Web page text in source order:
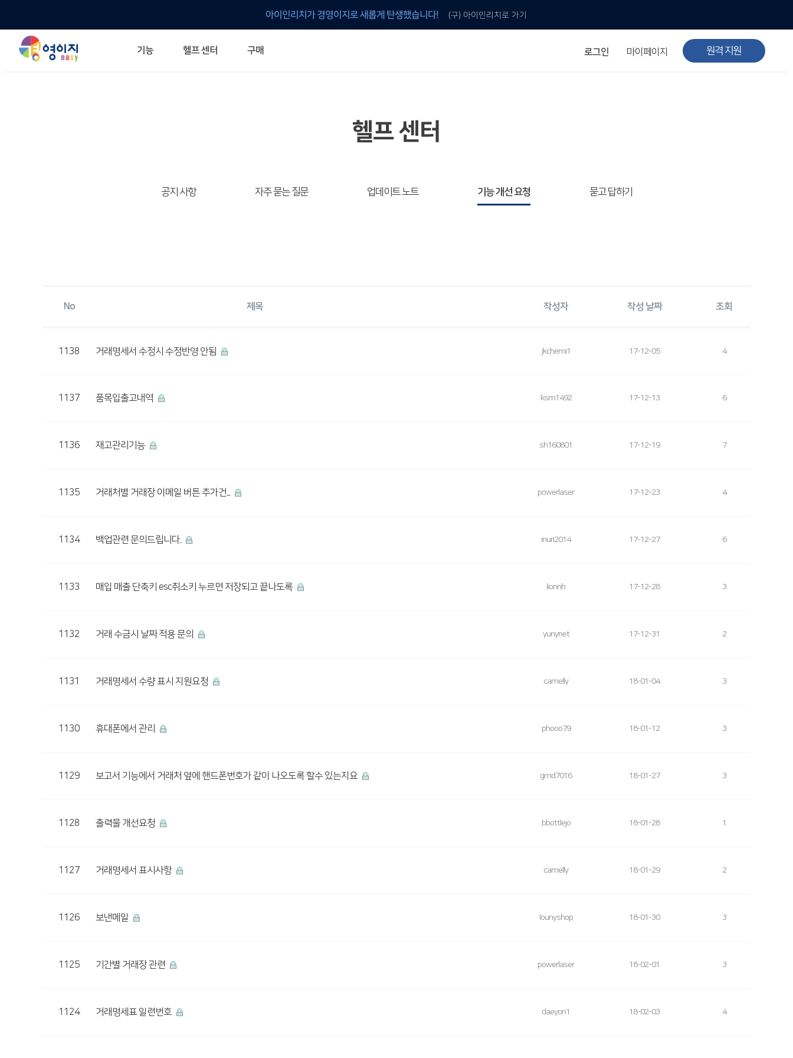
아이인리치가 경영이지로 새롭게 탄생했습니다! (구) 아이인리치로 가기
기능 헬프 센터 구매 원격 지원
로그인 마이페이지
헬프 센터
공지 사항 자주 묻는 질문 업데이트 노트 기능 개선 요청 묻고 답하기
No 제목 작성자 작성 날짜 조회
1138 거래명세서 수정시 수정반영 안됨 jkchemi1 17-12-05 4
1137 품목입출고내역 ksm1492 17-12-13 6
1136 재고관리기능 sh160801 17-12-19 7
1135 거래처별 거래장 이메일 버튼 추가건... powerlaser 17-12-23 4
1134 백업관련 문의드립니다. inuri2014 17-12-27 6
1133 매입 매출 단축키 esc취소키 누르면 저장되고 끝나도록 lionnh 17-12-28 3
1132 거래 수금시 날짜 적용 문의 yunynet 17-12-31 2
1131 거래명세서 수량 표시 지원요청 camelly 18-01-04 3
1130 휴대폰에서 관리 phooo79 18-01-12 3
1129 보고서 기능에서 거래처 옆에 핸드폰번호가 같이 나오도록 할수 있는지요 gmd7016 18-01-27 3
1128 출력물 개선요청 bbottlejo 18-01-28 1
1127 거래명세서 표시사항 camelly 18-01-29 2
1126 보낸메일 lounyshop 18-01-30 3
1125 기간별 거래장 관련 powerlaser 18-02-01 3
1124 거래명세표 일련번호 daeyon1 18-02-03 4